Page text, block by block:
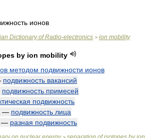
ионов
Dictionary of Radio-electronics > ion mobility
by ion mobility
методом подвижности ионов
подвижность вакансий
подвижность примесей
подвижность
— подвижность лица
— разная подвижность